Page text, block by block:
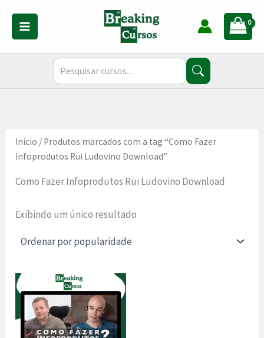
conteúdo
Início / Produtos marcados com a tag “Como Fazer
Infoprodutos Rui Ludovino Download”
Como Fazer Infoprodutos Rui Ludovino Download
Exibindo um único resultado